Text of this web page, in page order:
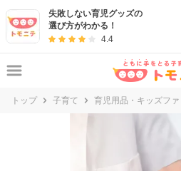
失敗しない育児グッズの
選び方がわかる！
4.4
トップ 子育て 育児用品・キッズフ